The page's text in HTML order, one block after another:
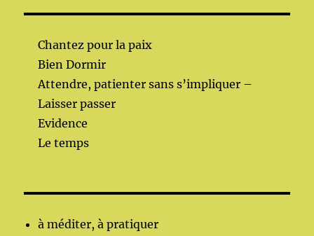
Chantez pour la paix
Bien Dormir
Attendre, patienter sans s’impliquer –
Laisser passer
Evidence
Le temps
à méditer, à pratiquer